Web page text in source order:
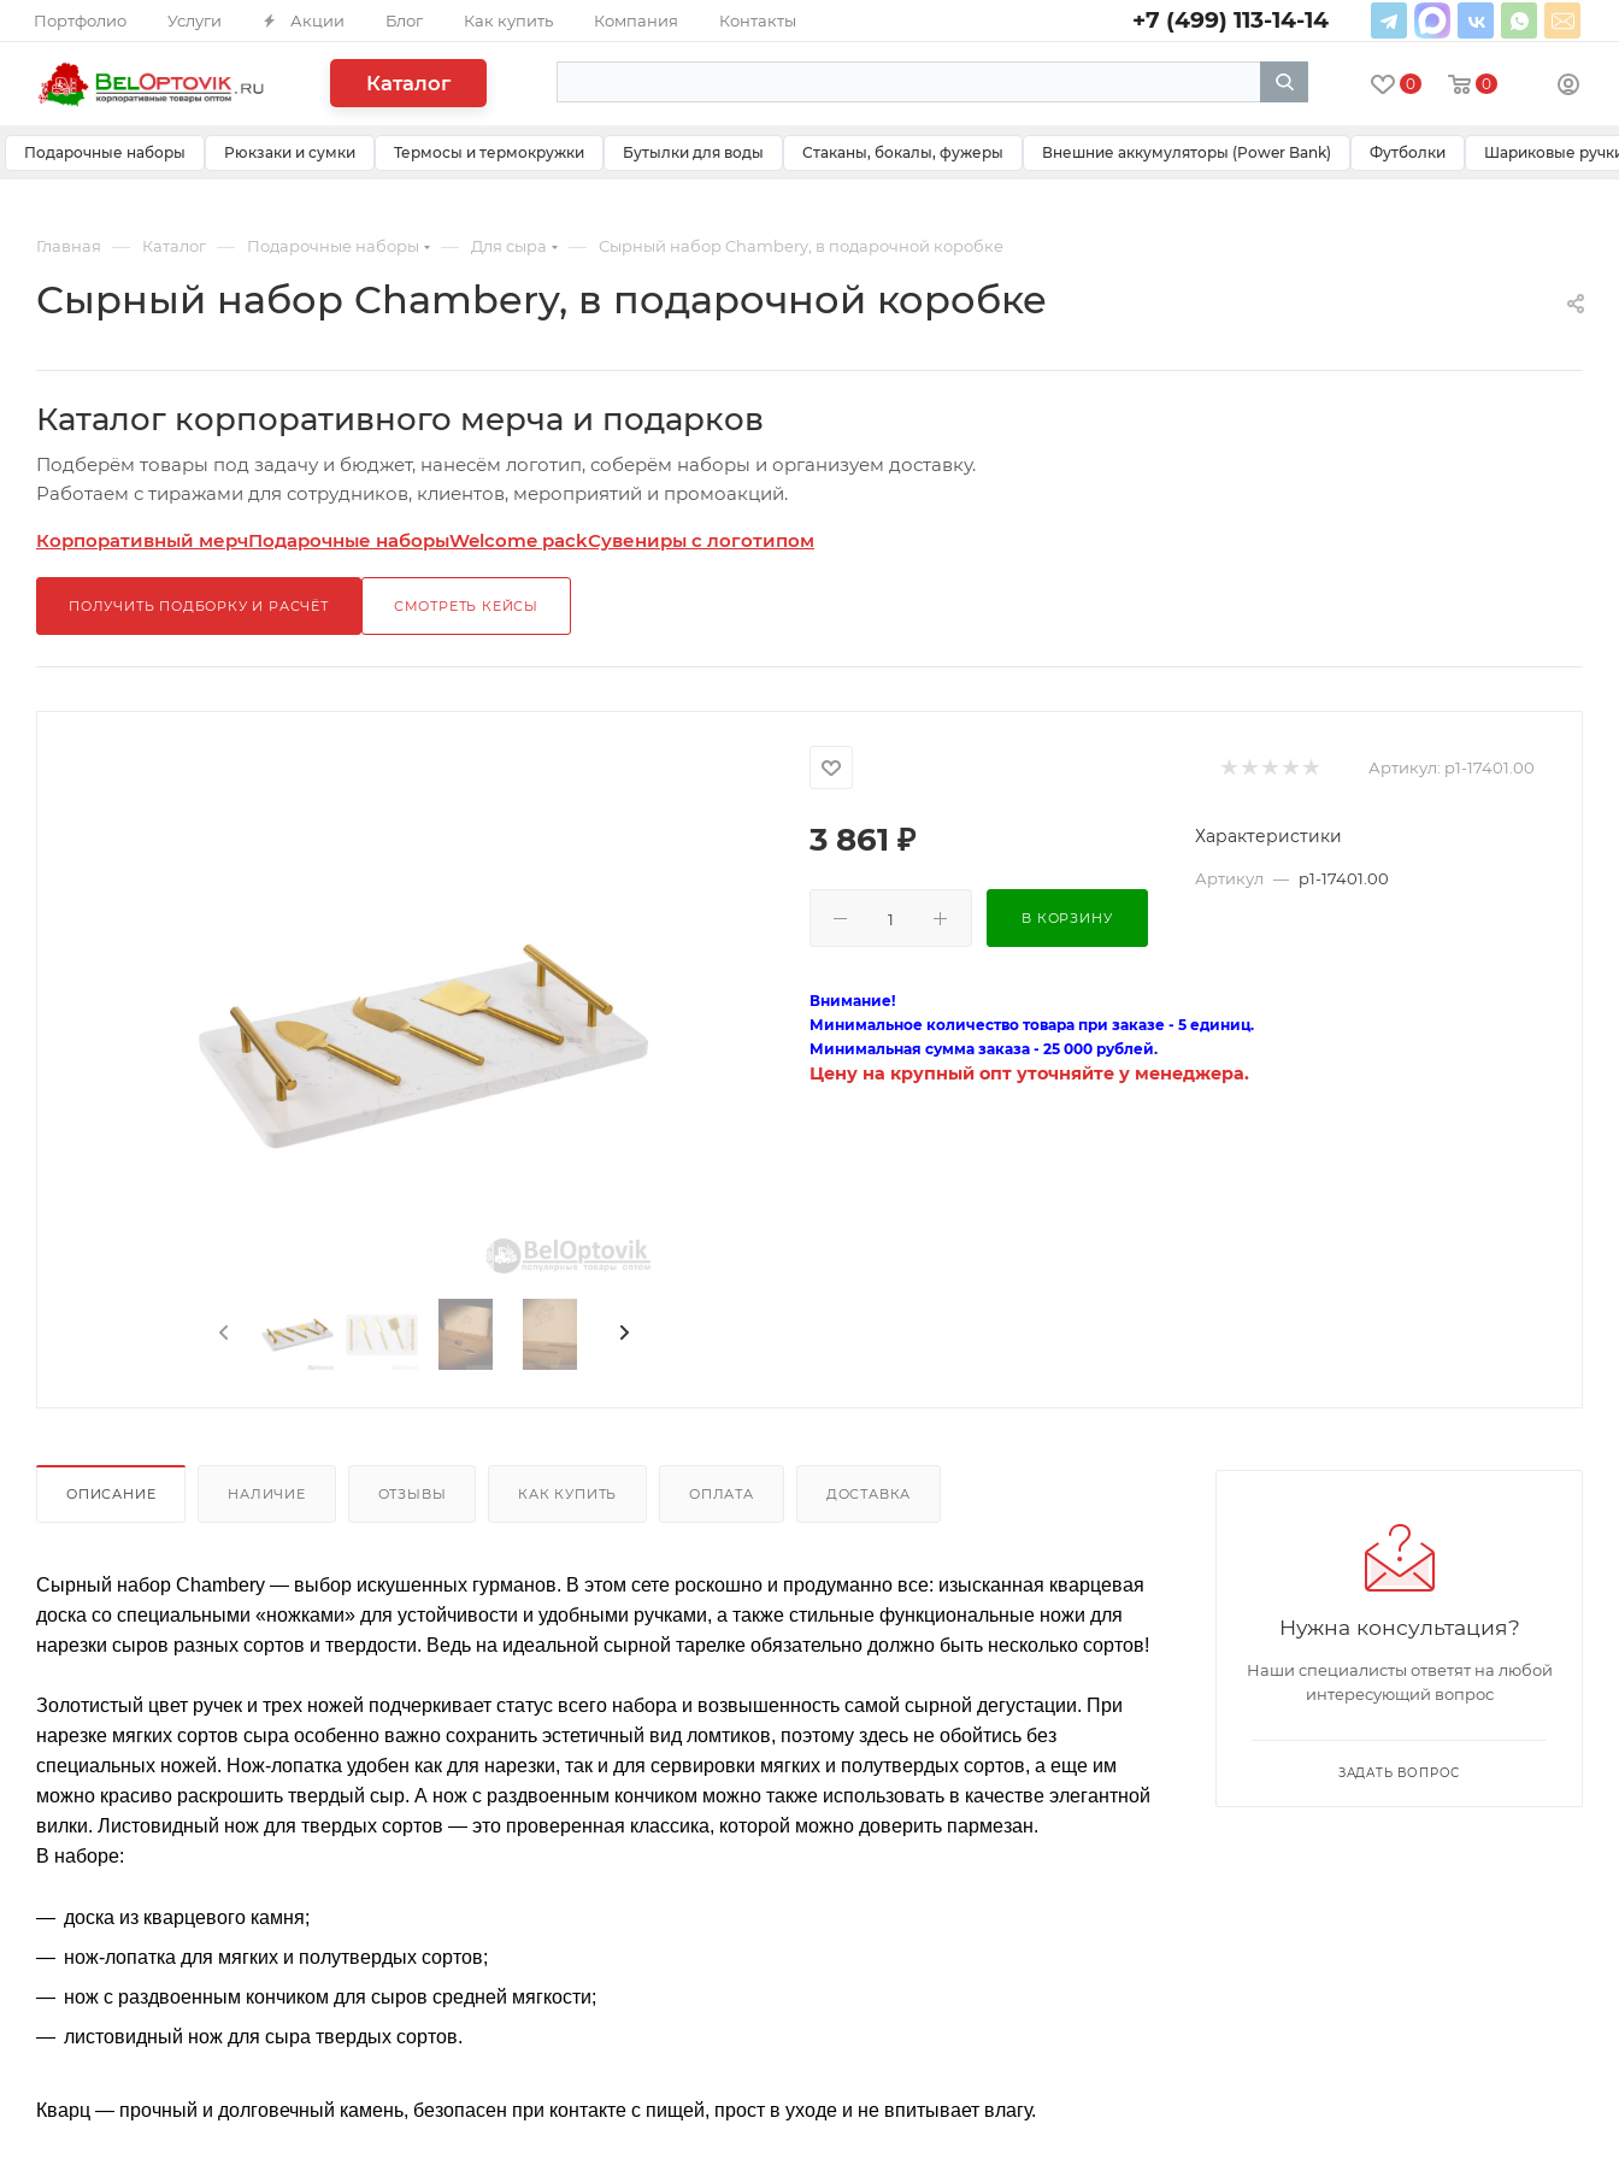
Портфолио Услуги Акции Блог Как купить Компания Контакты +7 (499) 113-14-14
Каталог 0 0
Подарочные наборы Рюкзаки и сумки Термосы и термокружки Бутылки для воды Стаканы, бокалы, фужеры Внешние аккумуляторы (Power Bank) Футболки Шариковые
Главная — Каталог — Подарочные наборы — Для сыра — Сырный набор Chambery, в подарочной коробке
Сырный набор Chambery, в подарочной коробке
Каталог корпоративного мерча и подарков
Подберём товары под задачу и бюджет, нанесём логотип, соберём наборы и организуем доставку.
Работаем с тиражами для сотрудников, клиентов, мероприятий и промоакций.
Корпоративный мерчПодарочные наборыWelcome packСувениры с логотипом
ПОЛУЧИТЬ ПОДБОРКУ И РАСЧЁТ СМОТРЕТЬ КЕЙСЫ
Артикул: p1-17401.00
3 861 ₽
В КОРЗИНУ
Характеристики
Артикул — p1-17401.00
Внимание!
Минимальное количество товара при заказе - 5 единиц.
Минимальная сумма заказа - 25 000 рублей.
Цену на крупный опт уточняйте у менеджера.
ОПИСАНИЕ НАЛИЧИЕ ОТЗЫВЫ КАК КУПИТЬ ОПЛАТА ДОСТАВКА
Сырный набор Chambery — выбор искушенных гурманов. В этом сете роскошно и продуманно все: изысканная кварцевая
доска со специальными «ножками» для устойчивости и удобными ручками, а также стильные функциональные ножи для
нарезки сыров разных сортов и твердости. Ведь на идеальной сырной тарелке обязательно должно быть несколько сортов!
Золотистый цвет ручек и трех ножей подчеркивает статус всего набора и возвышенность самой сырной дегустации. При
нарезке мягких сортов сыра особенно важно сохранить эстетичный вид ломтиков, поэтому здесь не обойтись без
специальных ножей. Нож-лопатка удобен как для нарезки, так и для сервировки мягких и полутвердых сортов, а еще им
можно красиво раскрошить твердый сыр. А нож с раздвоенным кончиком можно также использовать в качестве элегантной
вилки. Листовидный нож для твердых сортов — это проверенная классика, которой можно доверить пармезан.
В наборе:
доска из кварцевого камня;
нож-лопатка для мягких и полутвердых сортов;
нож с раздвоенным кончиком для сыров средней мягкости;
листовидный нож для сыра твердых сортов.
Кварц — прочный и долговечный камень, безопасен при контакте с пищей, прост в уходе и не впитывает влагу.
Нужна консультация?
Наши специалисты ответят на любой
интересующий вопрос
ЗАДАТЬ ВОПРОС